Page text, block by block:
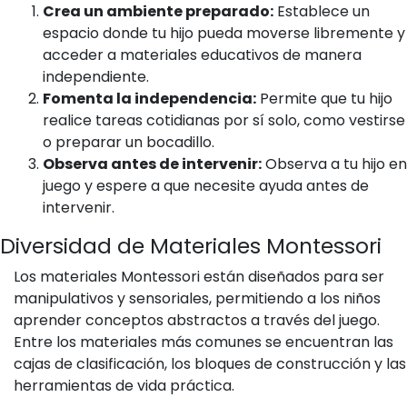
Crea un ambiente preparado: Establece un
espacio donde tu hijo pueda moverse libremente y
acceder a materiales educativos de manera
independiente.
Fomenta la independencia: Permite que tu hijo
realice tareas cotidianas por sí solo, como vestirse
o preparar un bocadillo.
Observa antes de intervenir:Observa a tu hijo en
juego y espere a que necesite ayuda antes de
intervenir.
Diversidad de Materiales Montessori
Los materiales Montessori están diseñados para ser
manipulativos y sensoriales, permitiendo a los niños
aprender conceptos abstractos a través del juego.
Entre los materiales más comunes se encuentran las
cajas de clasificación, los bloques de construcción y las
herramientas de vida práctica.